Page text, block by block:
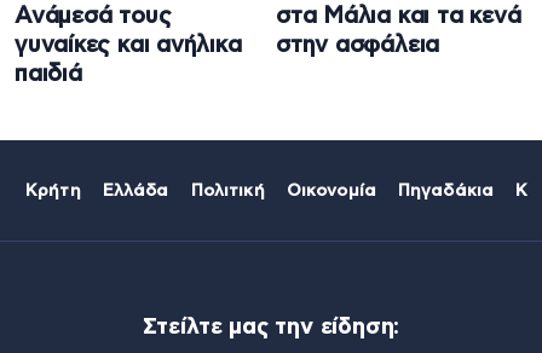
Ανάμεσά τους
γυναίκες και ανήλικα
παιδιά
στα Μάλια και τα κενά
στην ασφάλεια
Κρήτη Ελλάδα Πολιτική Οικονομία Πηγαδάκια
Στείλτε μας την είδηση: